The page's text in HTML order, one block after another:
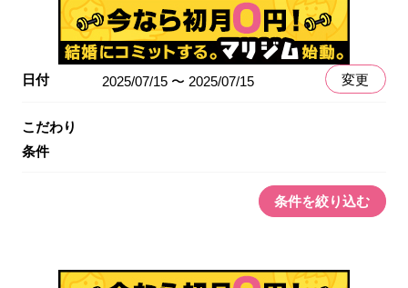
日付 2025/07/15 〜 2025/07/15 変更
こだわり
条件
条件を絞り込む